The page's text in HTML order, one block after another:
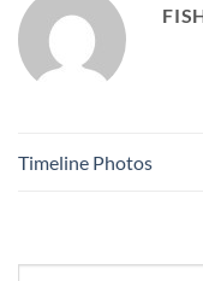
Timeline Photos